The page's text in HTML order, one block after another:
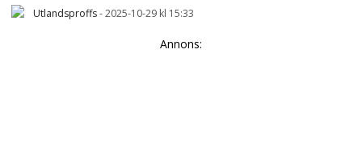
Utlandsproffs-2025-10-29 kl 15:33
Annons: